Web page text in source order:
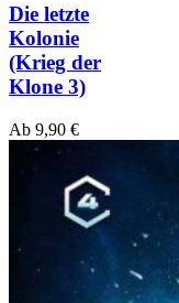
Die letzte
Kolonie
(Krieg der
Klone 3)
Ab 9,90 €